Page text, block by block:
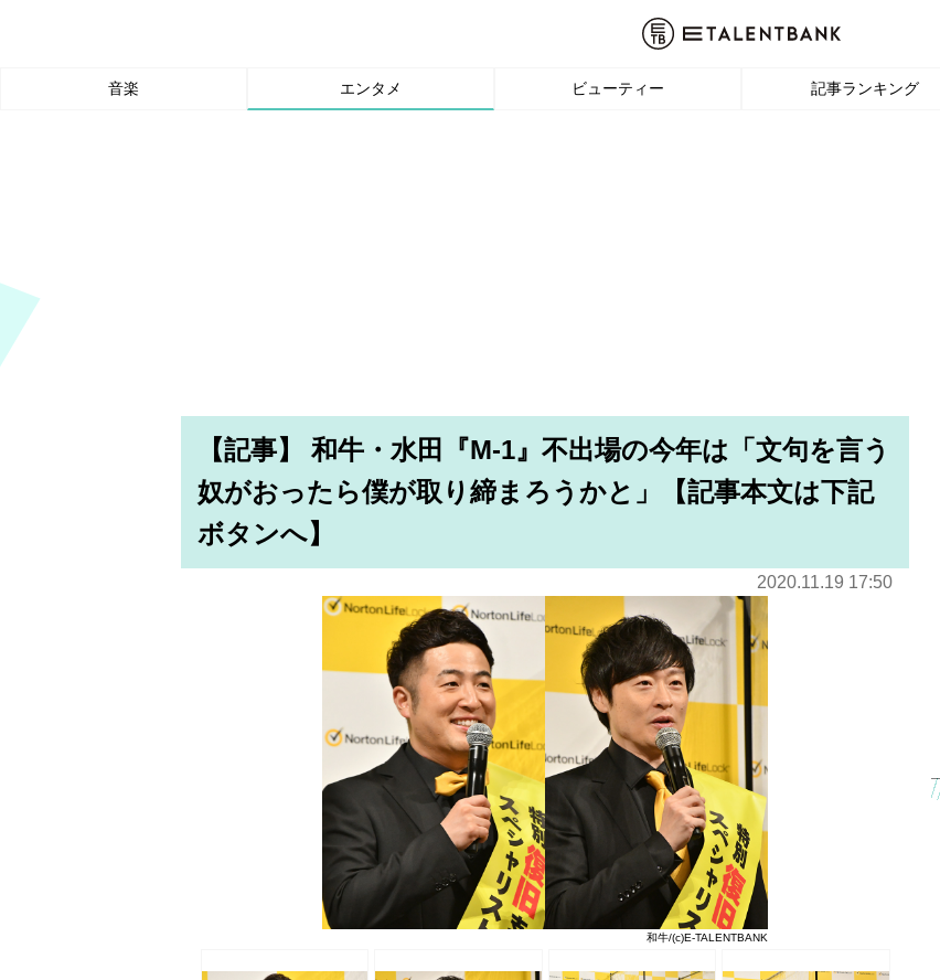
音楽 エンタメ ビューティー 記事ランキング
【記事】 和牛・水田『M-1』不出場の今年は「文句を言う
奴がおったら僕が取り締まろうかと」【記事本文は下記
ボタンへ】
2020.11.19 17:50
和牛/(c)E-TALENTBANK